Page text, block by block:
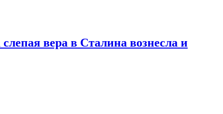
вера в Сталина вознесла и